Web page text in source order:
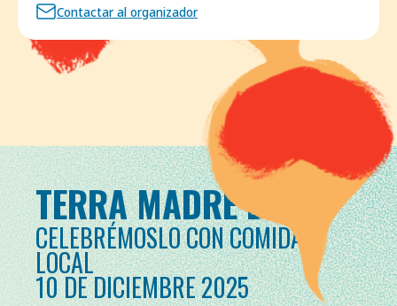
Contactar al organizador
TERRA MADRE DAY
CELEBRÉMOSLO CON COMIDA
LOCAL
10 DE DICIEMBRE 2025